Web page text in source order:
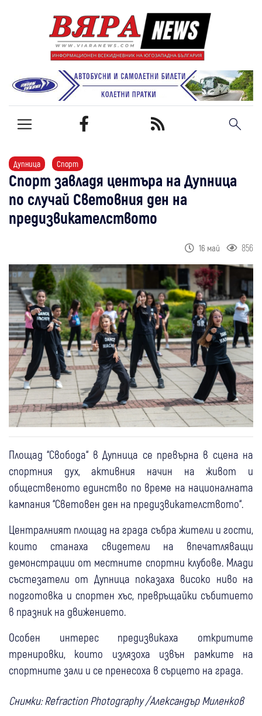
Дупница Спорт
Спорт завладя центъра на Дупница
по случай Световния ден на
предизвикателството
16 май 856
Площад “Свобода“ в Дупница се превърна в сцена на
спортния дух, активния начин на живот и
общественото единство по време на националната
кампания “Световен ден на предизвикателството“.
Централният площад на града събра жители и гости,
които станаха свидетели на впечатляващи
демонстрации от местните спортни клубове. Млади
състезатели от Дупница показаха високо ниво на
подготовка и спортен хъс, превръщайки събитието
в празник на движението.
Особен интерес предизвикаха откритите
тренировки, които излязоха извън рамките на
спортните зали и се пренесоха в сърцето на града.
Снимки: Refraction Photography /Александър Миленков